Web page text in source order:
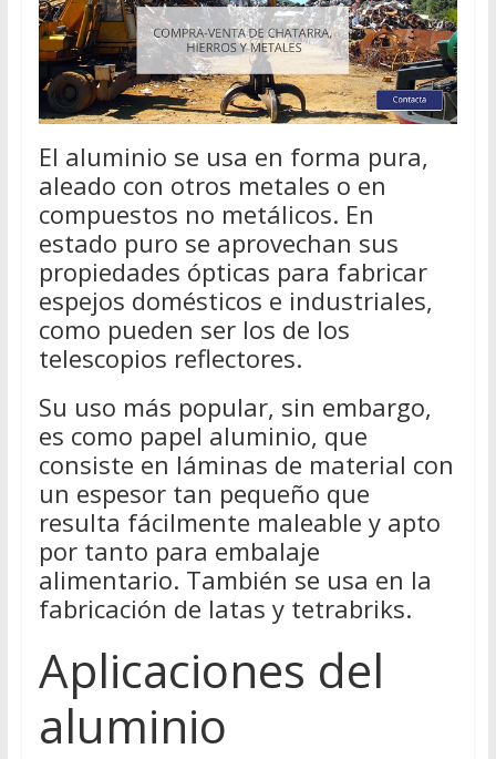
El aluminio se usa en forma pura,
aleado con otros metales o en
compuestos no metálicos. En
estado puro se aprovechan sus
propiedades ópticas para fabricar
espejos domésticos e industriales,
como pueden ser los de los
telescopios reflectores.
Su uso más popular, sin embargo,
es como papel aluminio, que
consiste en láminas de material con
un espesor tan pequeño que
resulta fácilmente maleable y apto
por tanto para embalaje
alimentario. También se usa en la
fabricación de latas y tetrabriks.
Aplicaciones del
aluminio